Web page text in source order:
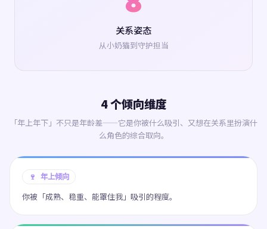
关系姿态
从小奶猫到守护担当
4 个倾向维度
「年上年下」不只是年龄差——它是你被什么吸引、又想在关系里扮演什
么角色的综合取向。
🍷 年上倾向
你被「成熟、稳重、能罩住我」吸引的程度。